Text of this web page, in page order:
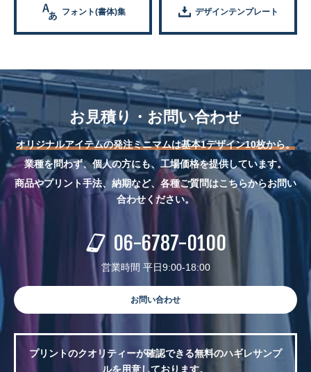
フォント(書体)集 デザインテンプレート
お見積り・お問い合わせ
オリジナルアイテムの発注ミニマムは基本1デザイン10枚から。
業種を問わず、個人の方にも、工場価格を提供しています。
商品やプリント手法、納期など、各種ご質問はこちらからお問い
合わせください。
06-6787-0100
営業時間 平日9:00-18:00
お問い合わせ
プリントのクオリティーが確認できる無料のハギレサンプ
ルを用意しております。